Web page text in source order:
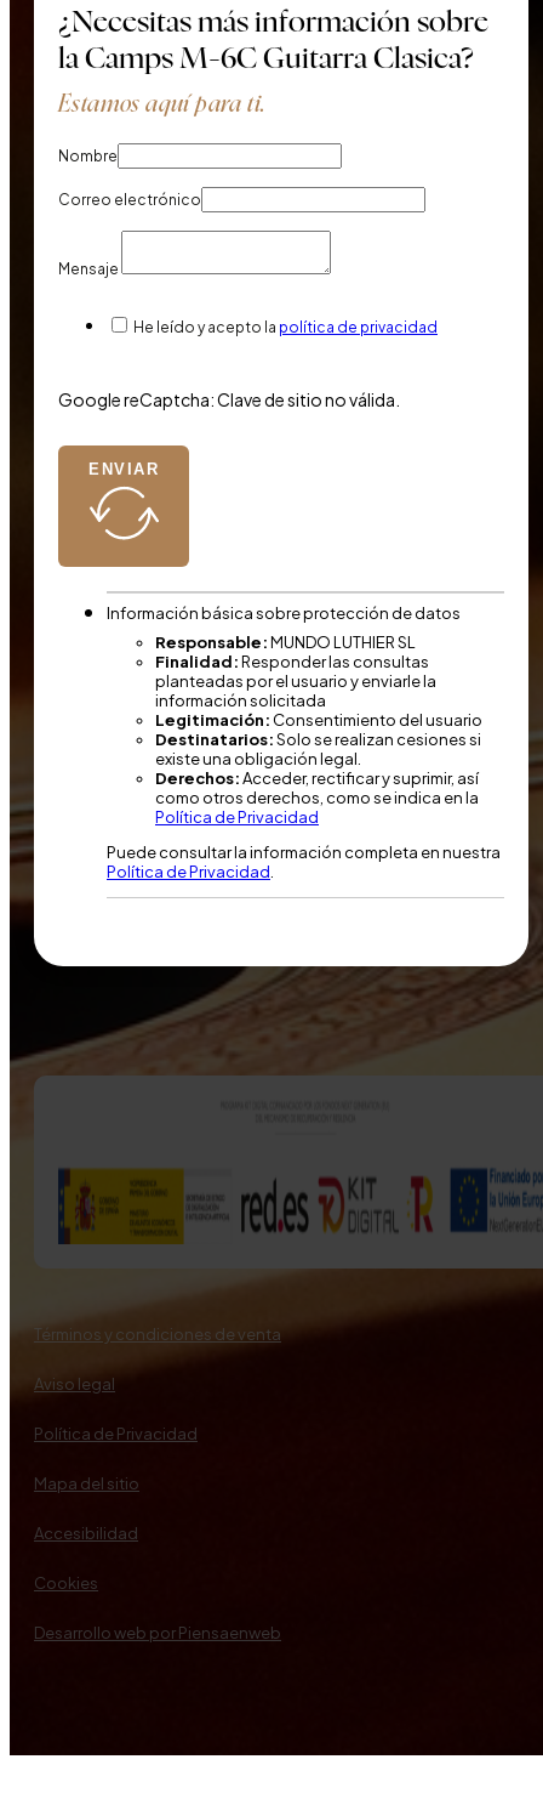
¿Necesitas más información sobre
la Camps M-6C Guitarra Clasica?
Estamos aquí para ti.
Nombre
Correo electrónico
Mensaje
He leído y acepto la política de privacidad
Google reCaptcha: Clave de sitio no válida.
ENVIAR
Información básica sobre protección de datos
Responsable:MUNDO LUTHIER SL
Finalidad:Responder las consultas
planteadas por el usuario y enviarle la
información solicitada
Legitimación: Consentimiento del usuario
Destinatarios:Solo se realizan cesiones si
existe una obligación legal.
Derechos:Acceder, rectificar y suprimir, así
como otros derechos, como se indica en la
Política de Privacidad
Puede consultar la información completa en nuestra
Política de Privacidad
Términos y condiciones de venta
Aviso legal
Política de Privacidad
Mapa del sitio
Accesibilidad
Cookies
Desarrollo web por Piensaenweb